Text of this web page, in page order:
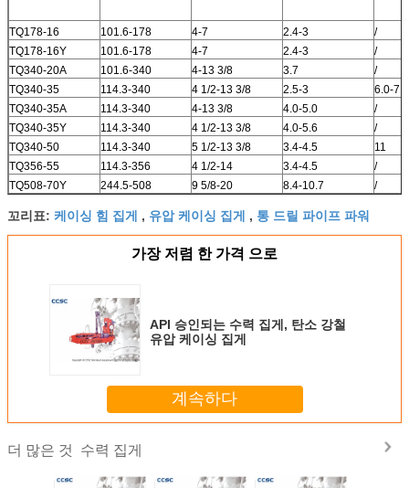
TQ178-16 101.6-178 4-7 2.4-3
/
TQ178-16Y
101.6-178 4-7 2.4-3
/
TQ340-20A
101.6-340 4-13 3/8 3.7
/
TQ340-35
114.3-340 4 1/2-13 3/8 2.5-3
6.0-7.5
TQ340-35A
114.3-340 4-13 3/8 4.0-5.0
/
TQ340-35Y
114.3-340 4 1/2-13 3/8 4.0-5.6
/
TQ340-50
114.3-340 5 1/2-13 3/8 3.4-4.5
11
TQ356-55
114.3-356 4 1/2-14 3.4-4.5
/
TQ508-70Y
244.5-508 9 5/8-20 8.4-10.7 /
꼬리표: 케이싱 힘 집게 , 유압 케이싱 집게 , 통 드릴 파이프 파워
가장 저렴 한 가격 으로
API 승인되는 수력 집게, 탄소 강철
유압 케이싱 집게
계속하다
더 많은 것 수력 집게